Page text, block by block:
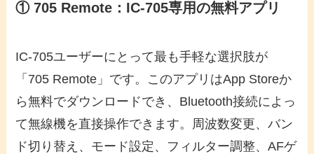
① 705 Remote：IC-705専用の無料アプリ
IC-705ユーザーにとって最も手軽な選択肢が
「705 Remote」です。このアプリはApp Storeか
ら無料でダウンロードでき、Bluetooth接続によっ
て無線機を直接操作できます。周波数変更、バン
ド切り替え、モード設定、フィルター調整、AFゲ